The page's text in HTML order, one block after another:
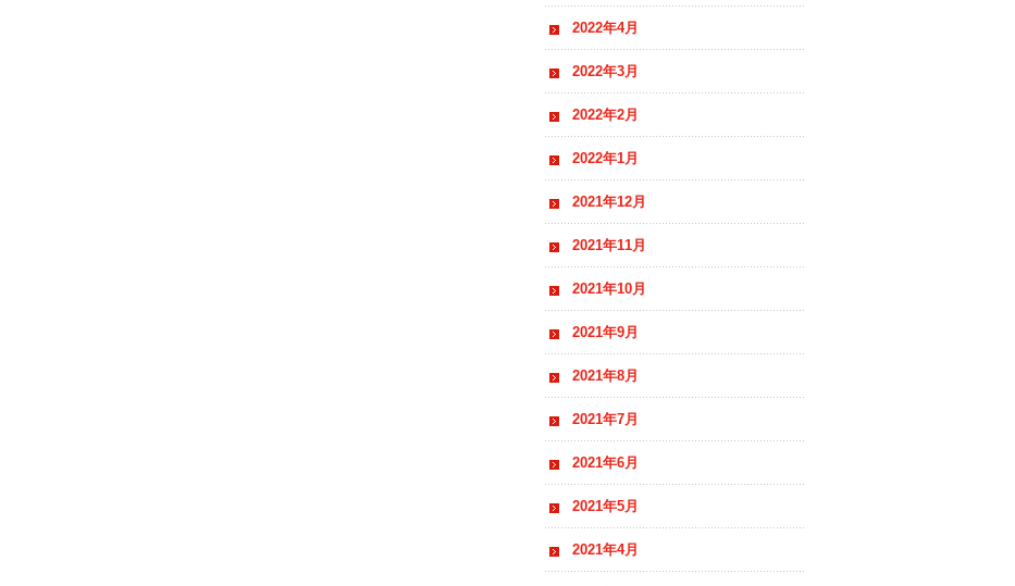
2022年4月
2022年3月
2022年2月
2022年1月
2021年12月
2021年11月
2021年10月
2021年9月
2021年8月
2021年7月
2021年6月
2021年5月
2021年4月